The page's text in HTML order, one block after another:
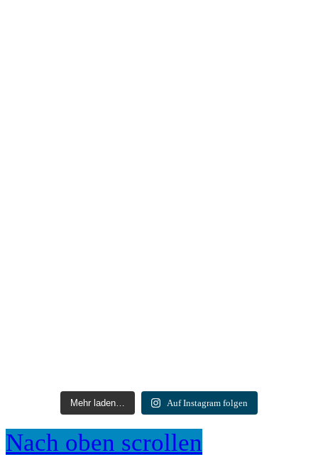
Mehr laden… Auf Instagram folgen
Nach oben scrollen